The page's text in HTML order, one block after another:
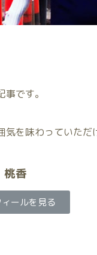
です。
を味わっていただ
桃香
ールを見る